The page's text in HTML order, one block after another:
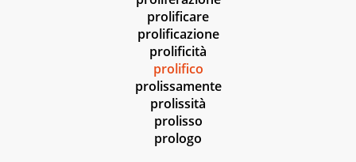
prolificare
prolificazione
prolificità
prolifico
prolissamente
prolissità
prolisso
prologo